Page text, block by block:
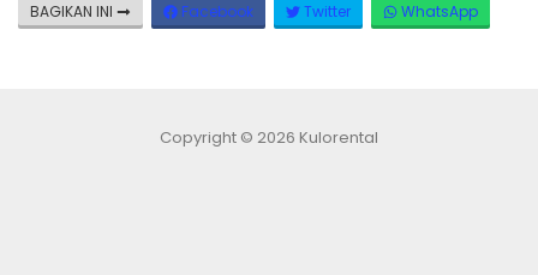
BAGIKAN INI Facebook Twitter WhatsApp
Copyright © 2026 Kulorental